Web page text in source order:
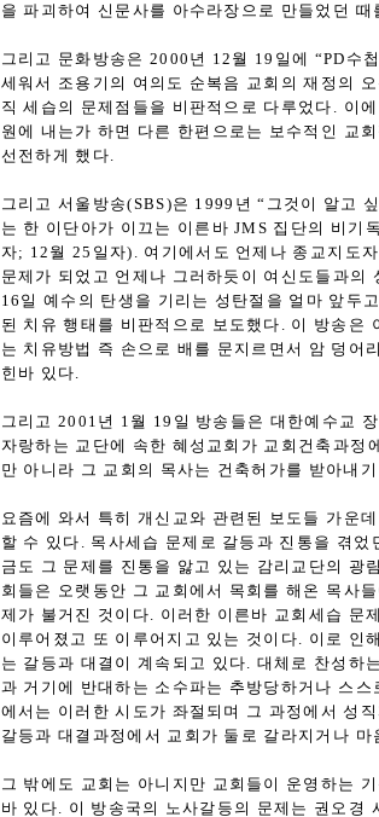
을 파괴하여 신문사를 아수라장으로 만들었던 때
그리고 문화방송은 2000년 12월 19일에 “PD수
세워서 조용기의 여의도 순복음 교회의 재정의
직 세습의 문제점들을 비판적으로 다루었다. 이
원에 내는가 하면 다른 한편으로는 보수적인 교
선전하게 했다.
그리고 서울방송(SBS)은 1999년 “그것이 알고
는 한 이단아가 이끄는 이른바 JMS 집단의 비기
자; 12월 25일자). 여기에서도 언제나 종교지도
문제가 되었고 언제나 그러하듯이 여신도들과
16일 예수의 탄생을 기리는 성탄절을 얼마 앞두
된 치유 행태를 비판적으로 보도했다. 이 방송은
는 치유방법 즉 손으로 배를 문지르면서 암 덩어
힌바 있다.
그리고 2001년 1월 19일 방송들은 대한예수교
자랑하는 교단에 속한 혜성교회가 교회건축과
만 아니라 그 교회의 목사는 건축허가를 받아내
요즘에 와서 특히 개신교와 관련된 보도들 가운
할 수 있다. 목사세습 문제로 갈등과 진통을 겪
금도 그 문제를 진통을 앓고 있는 감리교단의 광
회들은 오랫동안 그 교회에서 목회를 해온 목사
제가 불거진 것이다. 이러한 이른바 교회세습 문
이루어졌고 또 이루어지고 있는 것이다. 이로 인
는 갈등과 대결이 계속되고 있다. 대체로 찬성하
과 거기에 반대하는 소수파는 추방당하거나 스
에서는 이러한 시도가 좌절되며 그 과정에서 성
갈등과 대결과정에서 교회가 둘로 갈라지거나
그 밖에도 교회는 아니지만 교회들이 운영하는
바 있다. 이 방송국의 노사갈등의 문제는 권오경